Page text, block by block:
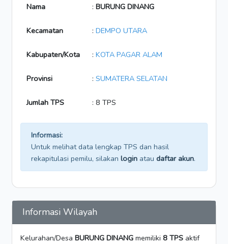
Nama : BURUNG DINANG
Kecamatan : DEMPO UTARA
Kabupaten/Kota : KOTA PAGAR ALAM
Provinsi : SUMATERA SELATAN
Jumlah TPS : 8 TPS
Informasi:
Untuk melihat data lengkap TPS dan hasil
rekapitulasi pemilu, silakan login atau daftar akun.
Informasi Wilayah
Kelurahan/Desa BURUNG DINANG memiliki 8 TPS aktif